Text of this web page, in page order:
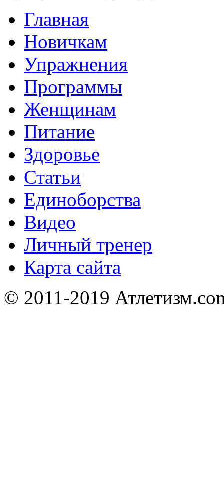
Главная
Новичкам
Упражнения
Программы
Женщинам
Питание
Здоровье
Статьи
Единоборства
Видео
Личный тренер
Карта сайта
© 2011-2019